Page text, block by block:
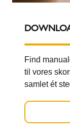
Find
til vores
samlet ét